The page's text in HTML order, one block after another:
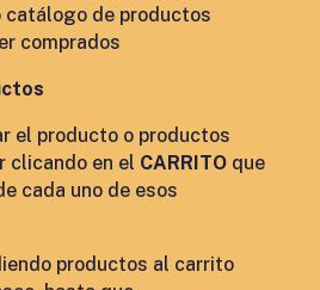
catálogo de productos
comprados
el producto o productos
clicando en el CARRITOque
cada uno de esos
productos al carrito